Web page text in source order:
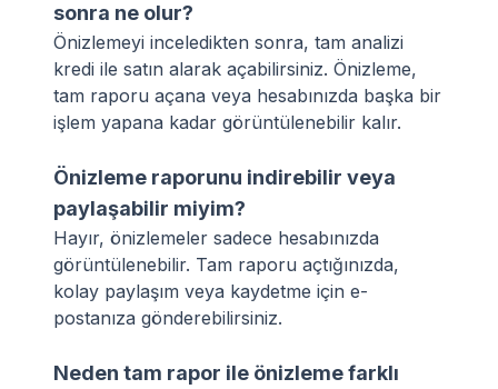
sonra ne olur?
Önizlemeyi inceledikten sonra, tam analizi
kredi ile satın alarak açabilirsiniz. Önizleme,
tam raporu açana veya hesabınızda başka bir
işlem yapana kadar görüntülenebilir kalır.
Önizleme raporunu indirebilir veya
paylaşabilir miyim?
Hayır, önizlemeler sadece hesabınızda
görüntülenebilir. Tam raporu açtığınızda,
kolay paylaşım veya kaydetme için e-
postanıza gönderebilirsiniz.
Neden tam rapor ile önizleme farklı